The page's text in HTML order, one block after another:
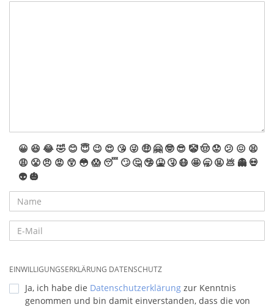
mehr oder weniger zum Erfolg. Wir kämmen alles nochmal
😀 😆 😂🤣 😊 😇 😉 😍 😘 😜 🤑 🤗 🤓 😎 🤡🤠 😟 😕 😖 😫
😩 😤 😠 😡 😲 😳 😱 😴 🙄 🤔 🤥 🤮 🤧 😷 🤩 🥱 🤬 💩 👻 💀
👽 🎃
EINWILLIGUNGSERKLÄRUNG DATENSCHUTZ
Ja, ich habe die Datenschutzerklärung zur Kenntnis
genommen und bin damit einverstanden, dass die von